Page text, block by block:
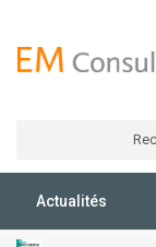
Actualités